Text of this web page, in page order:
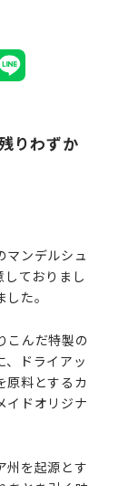
りわずか
マンデルシュ
ておりまし
た。
こんだ特製の
、ドライアッ
原料とするカ
イドオリジナ
州を起源とす